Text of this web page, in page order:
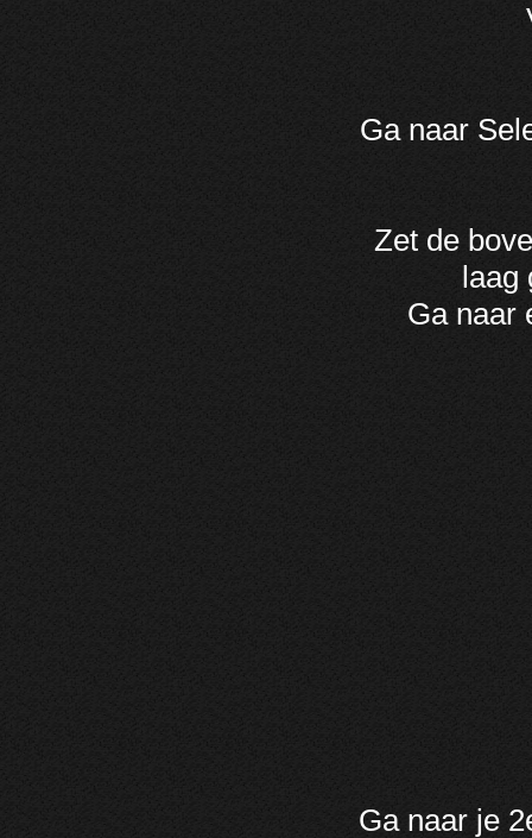
Ga naar
Zet de
Ga naar
Ga naar je